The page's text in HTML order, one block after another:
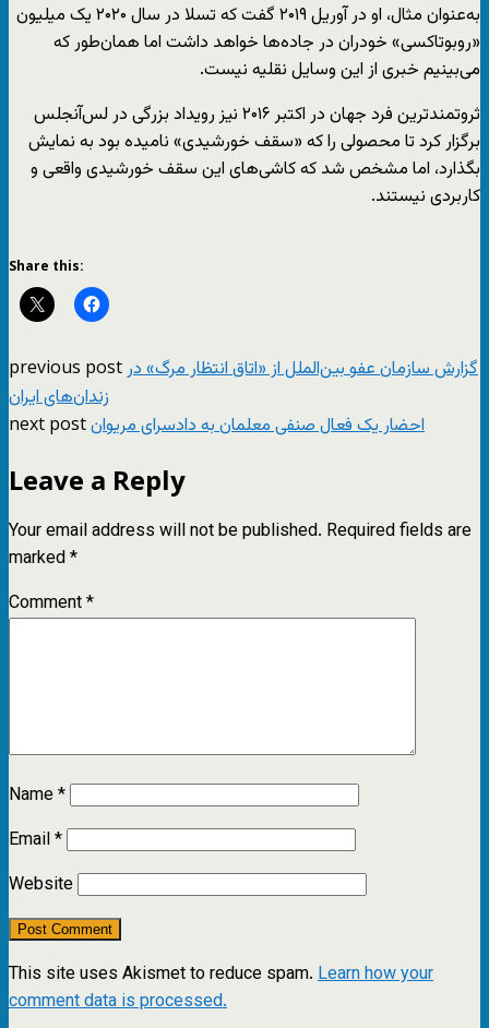
به‌عنوان مثال، او در آوریل ۲۰۱۹ گفت که تسلا در سال ۲۰۲۰ یک میلیون
«روبوتاکسی» خودران در جاده‌ها خواهد داشت اما همان‌طور که
می‌بینیم خبری از این وسایل نقلیه نیست.
ثروتمندترین فرد جهان در اکتبر ۲۰۱۶ نیز رویداد بزرگی در لس‌آنجلس
برگزار کرد تا محصولی را که «سقف خورشیدی» نامیده بود به نمایش
بگذارد، اما مشخص شد که کاشی‌های این سقف خورشیدی واقعی و
کاربردی نیستند.
Share this:
previous post گزارش سازمان عفو بین‌الملل از «اتاق انتظار مرگ» در
زندان‌های ایران
next postاحضار یک فعال صنفی معلمان به دادسرای مریوان
Leave a Reply
Your email address will not be published. Required fields are
marked*
Comment*
Name*
Email*
Website
This site uses Akismet to reduce spam. Learn how your
comment data is processed.